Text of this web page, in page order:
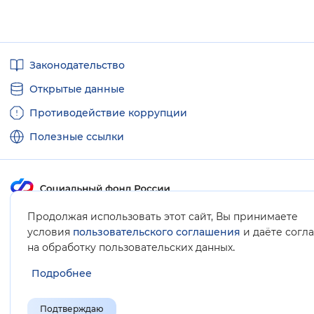
Продолжая использовать этот сайт, Вы принимаете
условия пользовательского соглашения и даёте
на обработку пользовательских данных.
Подробнее
Подтверждаю
ссылкиЗаконодательство
Открытые данные
Противодействие коррупции
Полезные ссылки
Карта сайта